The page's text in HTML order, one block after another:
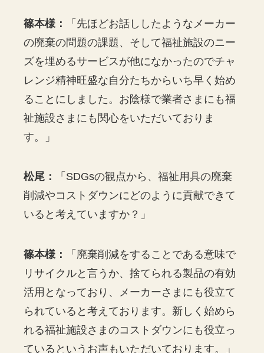
篠本様：
「先ほどお話ししたようなメーカー
の廃棄の問題の課題、そして福祉施設のニー
ズを埋めるサービスが他になかったのでチャ
レンジ精神旺盛な自分たちからいち早く始め
ることにしました。お陰様で業者さまにも福
祉施設さまにも関心をいただいておりま
す。」
松尾：
「SDGsの観点から、福祉用具の廃棄
削減やコストダウンにどのように貢献できて
いると考えていますか？」
篠本様：
「廃棄削減をすることである意味で
リサイクルと言うか、捨てられる製品の有効
活用となっており、メーカーさまにも役立て
られていると考えております。新しく始めら
れる福祉施設さまのコストダウンにも役立っ
ているというお声もいただいております。」